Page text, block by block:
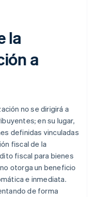
la
a
no se dirigirá a
en su lugar,
definidas vinculadas
fiscal de la
fiscal para bienes
otorga un beneficio
e inmediata.
de forma